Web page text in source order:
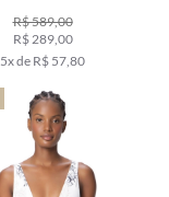
R$ 589,00
R$ 289,00
5x de R$ 57,80